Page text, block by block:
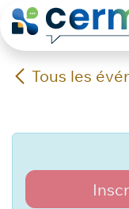
Se rendre au
Tous les